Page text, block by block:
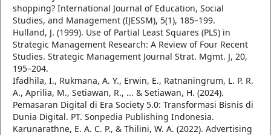
shopping? International Journal of Education, Social
Studies, and Management (IJESSM), 5(1), 185–199.
Hulland, J. (1999). Use of Partial Least Squares (PLS) in
Strategic Management Research: A Review of Four Recent
Studies. Strategic Management Journal Strat. Mgmt. J, 20,
195–204.
Ifadhila, I., Rukmana, A. Y., Erwin, E., Ratnaningrum, L. P. R.
A., Aprilia, M., Setiawan, R., ... & Setiawan, H. (2024).
Pemasaran Digital di Era Society 5.0: Transformasi Bisnis di
Dunia Digital. PT. Sonpedia Publishing Indonesia.
Karunarathne, E. A. C. P., & Thilini, W. A. (2022). Advertising